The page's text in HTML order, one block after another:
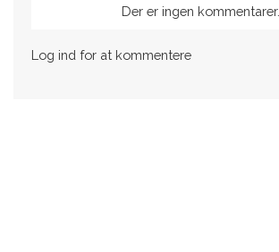
Der er ingen kommentarer.
Log ind for at kommentere